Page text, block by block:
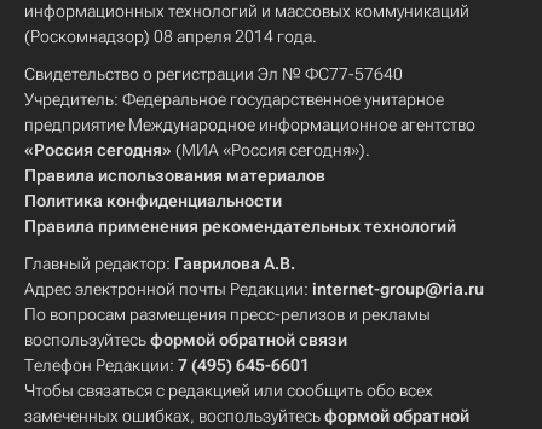
информационных технологий и массовых коммуникаций
(Роскомнадзор) 08 апреля 2014 года.
Свидетельство о регистрации Эл № ФС77-57640
Учредитель: Федеральное государственное унитарное
предприятие Международное информационное агентство
«Россия сегодня» (МИА «Россия сегодня»).
Правила использования материалов
Политика конфиденциальности
Правила применения рекомендательных технологий
Главный редактор: Гаврилова А.В.
Адрес электронной почты Редакции: internet-group@ria.ru
По вопросам размещения пресс-релизов и рекламы
воспользуйтесьформой обратной связи
Телефон Редакции: 7 (495) 645-6601
Чтобы связаться с редакцией или сообщить обо всех
замеченных ошибках, воспользуйтесьформой обратной